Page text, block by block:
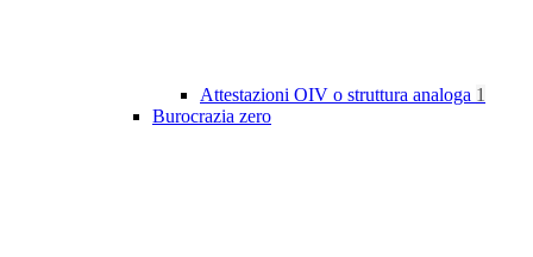
Attestazioni OIV o struttura analoga 1
Burocrazia zero